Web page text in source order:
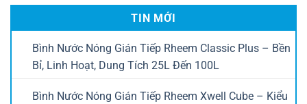
TIN MỚI
Bình Nước Nóng Gián Tiếp Rheem Classic Plus – Bền
Bỉ, Linh Hoạt, Dung Tích 25L Đến 100L
Bình Nước Nóng Gián Tiếp Rheem Xwell Cube – Kiểu